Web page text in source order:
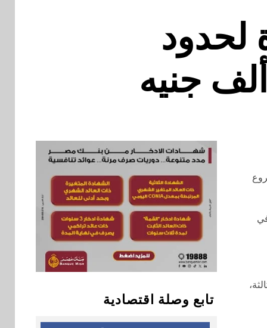
لحدود
من فروع
تابع وصلة اقتصادية